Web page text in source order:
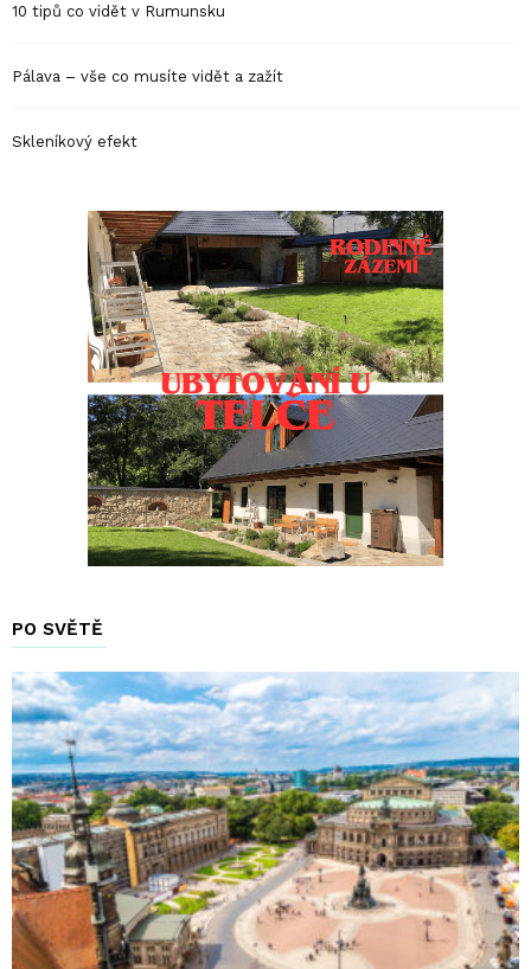
10 tipů co vidět v Rumunsku
Pálava – vše co musíte vidět a zažít
Skleníkový efekt
PO SVĚTĚ